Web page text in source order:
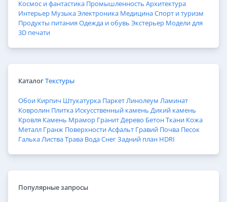
Космос и фантастика Промышленность Архитектура
Интерьер МузыкаЭлектроника МедицинаСпорт и туризм
Продукты питания Одежда и обувь Экстерьер Модели для
3D печати
КаталогТекстуры
Обои Кирпич Штукатурка ПаркетЛинолеум Ламинат
Ковролин Плитка Искусственный камень Дикий камень
Кровля Камень Мрамор ГранитДерево БетонТкани Кожа
Металл Гранж ПоверхностиАсфальт Гравий Почва Песок
ГалькаЛистваТрава ВодаСнегЗадний план HDRI
Популярные запросы